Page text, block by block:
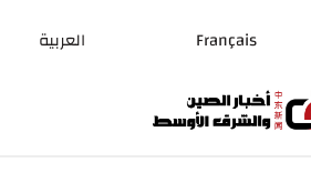
Français العربية